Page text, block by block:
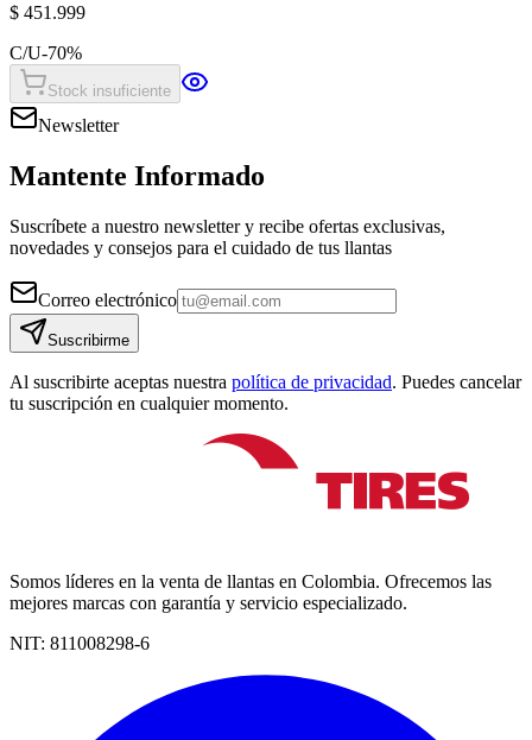
$ 451.999
C/U-70%
Stock insuficiente
Newsletter
Mantente Informado
Suscríbete a nuestro newsletter y recibe ofertas exclusivas,
novedades y consejos para el cuidado de tus llantas
Correo electrónico
Suscribirme
Al suscribirte aceptas nuestra política de privacidad. Puedes cancelar
tu suscripción en cualquier momento.
Somos líderes en la venta de llantas en Colombia. Ofrecemos las
mejores marcas con garantía y servicio especializado.
NIT: 811008298-6